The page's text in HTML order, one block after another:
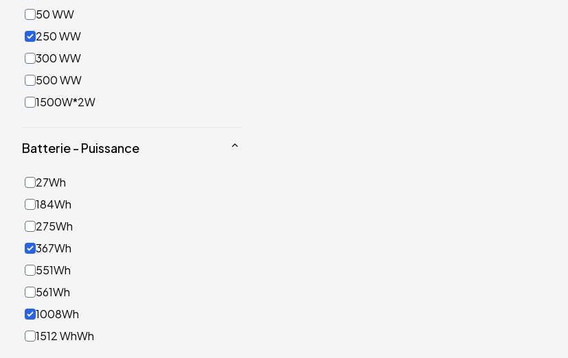
50 WW
250 WW
300 WW
500 WW
1500W*2W
Batterie - Puissance
27Wh
184Wh
275Wh
367Wh
551Wh
561Wh
1008Wh
1512 WhWh